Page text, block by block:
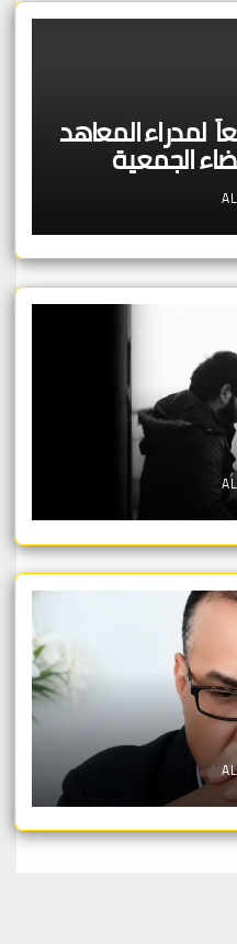
لمدراء المعاهد
الجمعية
لمؤسسات
ليبيا